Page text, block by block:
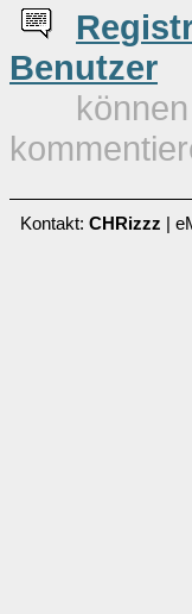
Reg
Benutzer
Kontakt: CHRizzz |